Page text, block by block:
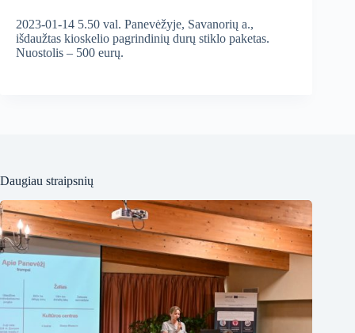
2023-01-14 5.50 val. Panevėžyje, Savanorių a.,
išdaužtas kioskelio pagrindinių durų stiklo paketas.
Nuostolis – 500 eurų.
Daugiau straipsnių